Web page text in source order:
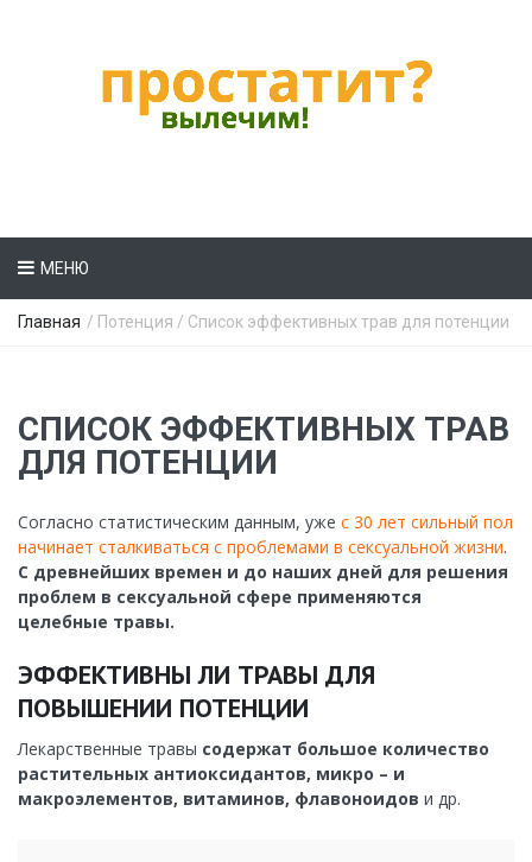
МЕНЮ
Главная / Потенция / Список эффективных трав для потенции
СПИСОК ЭФФЕКТИВНЫХ ТРАВ
ДЛЯ ПОТЕНЦИИ
Согласно статистическим данным, уже с 30 лет сильный пол
начинает сталкиваться с проблемами в сексуальной жизни.
С древнейших времен и до наших дней для решения
проблем в сексуальной сфере применяются
целебные травы.
ЭФФЕКТИВНЫ ЛИ ТРАВЫ ДЛЯ
ПОВЫШЕНИИ ПОТЕНЦИИ
Лекарственные травы содержат большое количество
растительных антиоксидантов, микро – и
макроэлементов, витаминов, флавоноидов и др.